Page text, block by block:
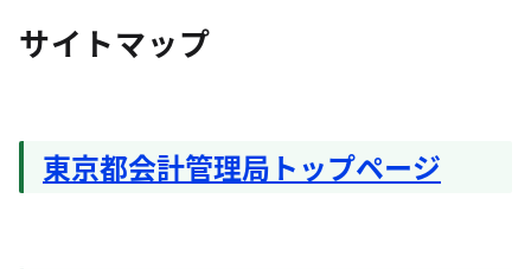
サイトマップ
東京都会計管理局トップページ